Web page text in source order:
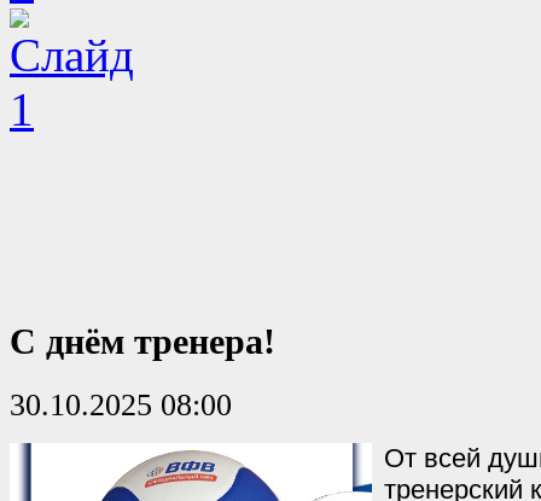
С днём тренера!
30.10.2025 08:00
От всей
тренерский